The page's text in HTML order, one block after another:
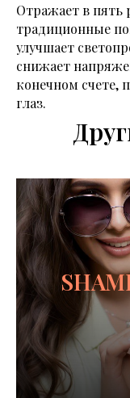
Отражает в пять
традиционные
улучшает
снижает
конечном счете,
глаз.